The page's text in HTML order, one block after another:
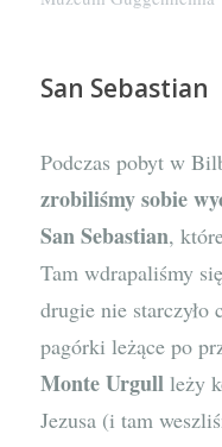
San Sebastian
Podczas pobyt w
zrobiliśmy sobie
San Sebastian,
Tam wdrapaliśmy
drugie nie starczyło
pagórki leżące po
Monte Urgull leży
Jezusa (i tam